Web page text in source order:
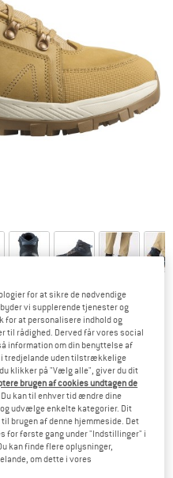
Oplysninger om
for at sikre de nødvendige
vi supplerende tjenester og
at personalisere indhold og
til rådighed. Derved får vores social
information om din benyttelse af
tredjelande uden tilstrækkelige
klikker på "Vælg alle", giver du dit
brugen af cookies undtagen de
Du kan til enhver tid ændre dine
udvælge enkelte kategorier. Dit
brugen af denne hjemmeside. Det
for første gang under "Indstillinger" i
kan finde flere oplysninger,
om dette i vores